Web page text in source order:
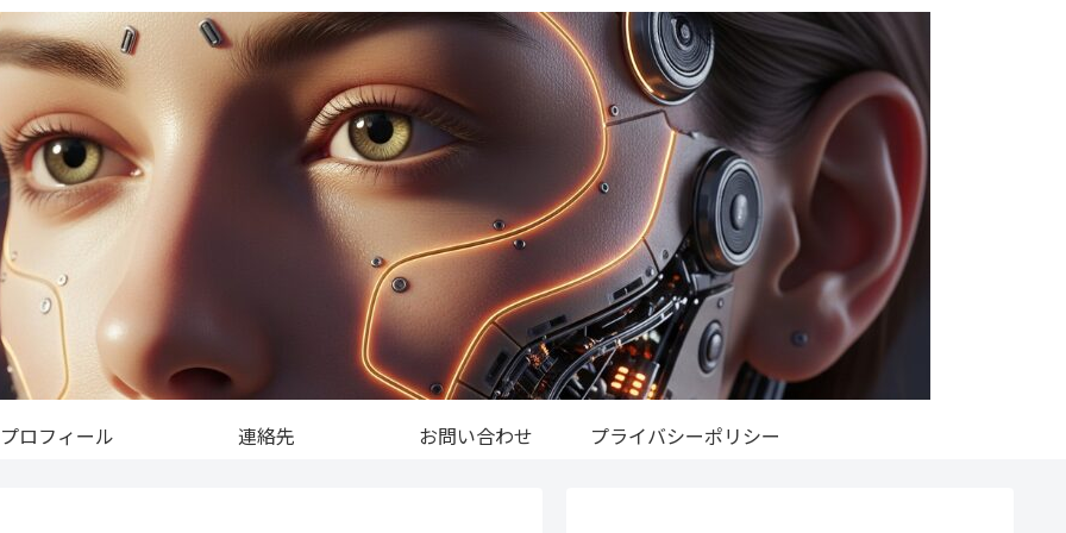
プロフィール 連絡先 お問い合わせ プライバシーポリシー